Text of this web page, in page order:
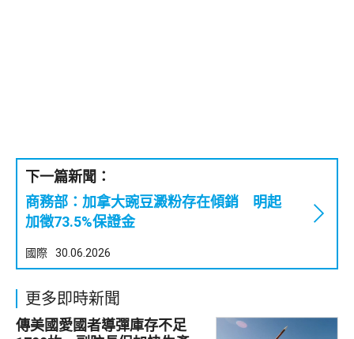
下一篇新聞：
商務部：加拿大豌豆澱粉存在傾銷 明起
加徵73.5%保證金
國際 30.06.2026
更多即時新聞
傳美國愛國者導彈庫存不足